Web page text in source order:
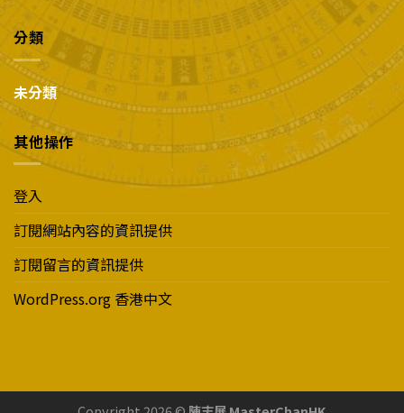
分類
未分類
其他操作
登入
訂閱網站內容的資訊提供
訂閱留言的資訊提供
WordPress.org 香港中文